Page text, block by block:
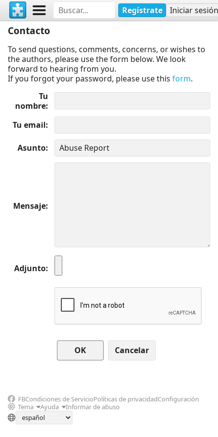
Regístrate Iniciar sesión
Contacto
To send questions, comments, concerns, or wishes to
the authors, please use the form below. We look
forward to hearing from you.
If you forgot your password, please use this form.
Tu
nombre
Tu email
Asunto
Mensaje
Adjunto
Cancelar
FBCondiciones de ServicioPolíticas de privacidadConfiguración
Tema
Ayuda Informar de abuso